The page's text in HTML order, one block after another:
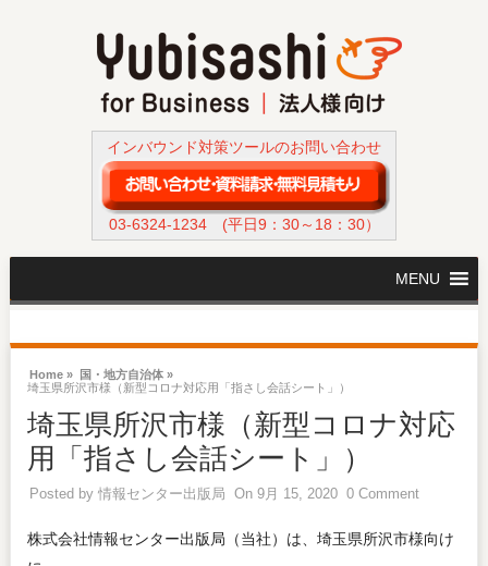
インバウンド対策ツールのお問い合わせ
03-6324-1234(平日9：30～18：30）
MENU
Home »
国・地方自治体 »
埼玉県所沢市様（新型コロナ対応用「指さし会話シート」）
埼玉県所沢市様（新型コロナ対応
用「指さし会話シート」）
Posted by 情報センター出版局 On 9月 15, 2020 0 Comment
株式会社情報センター出版局（当社）は、埼玉県所沢市様向け